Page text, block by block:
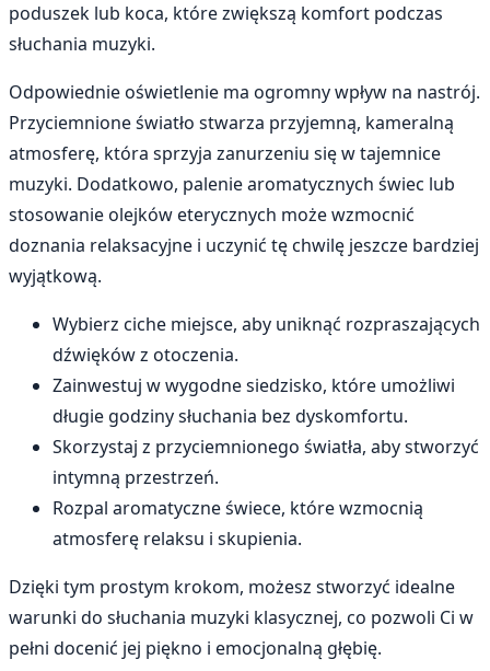
poduszek lub koca, które zwiększą komfort podczas
słuchania muzyki.
Odpowiednie oświetlenie ma ogromny wpływ na nastrój.
Przyciemnione światło stwarza przyjemną, kameralną
atmosferę, która sprzyja zanurzeniu się w tajemnice
muzyki. Dodatkowo, palenie aromatycznych świec lub
stosowanie olejków eterycznych może wzmocnić
doznania relaksacyjne i uczynić tę chwilę jeszcze bardziej
wyjątkową.
Wybierz ciche miejsce, aby uniknąć rozpraszających
dźwięków z otoczenia.
Zainwestuj w wygodne siedzisko, które umożliwi
długie godziny słuchania bez dyskomfortu.
Skorzystaj z przyciemnionego światła, aby stworzyć
intymną przestrzeń.
Rozpal aromatyczne świece, które wzmocnią
atmosferę relaksu i skupienia.
Dzięki tym prostym krokom, możesz stworzyć idealne
warunki do słuchania muzyki klasycznej, co pozwoli Ci w
pełni docenić jej piękno i emocjonalną głębię.